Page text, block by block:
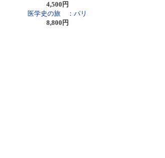
4,500円
医学史の旅 ：パリ
8,800円